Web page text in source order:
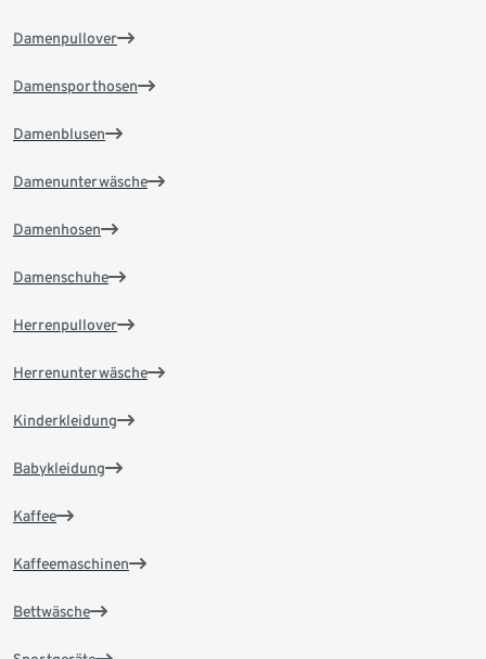
Damenpullover
Damensporthosen
Damenblusen
Damenunterwäsche
Damenhosen
Damenschuhe
Herrenpullover
Herrenunterwäsche
Kinderkleidung
Babykleidung
Kaffee
Kaffeemaschinen
Bettwäsche